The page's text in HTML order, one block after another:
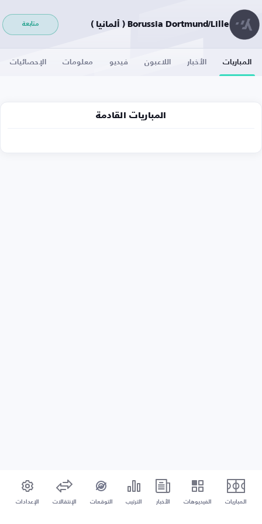
Borussia Dortmund/Lille ( ألمانيا ) متابعة
المباريات الأخبار اللاعبون فيديو معلومات الإحصائيات
المباريات القادمة
المباريات الفيديوهات الأخبار الترتيب التوقعات الإنتقالات الإعدادات